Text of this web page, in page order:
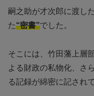
嗣之助が才次郎に渡し
た“密書”でした。
そこには、竹田藩上層
よる財政の私物化、さ
る記録が綿密に記され